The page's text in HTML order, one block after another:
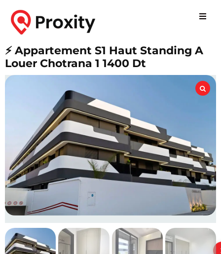
⚡ Appartement S1 Haut Standing A
Louer Chotrana 1 1400 Dt